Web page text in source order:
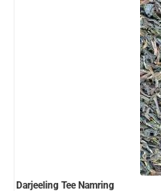
Darjeeling Tee Namring